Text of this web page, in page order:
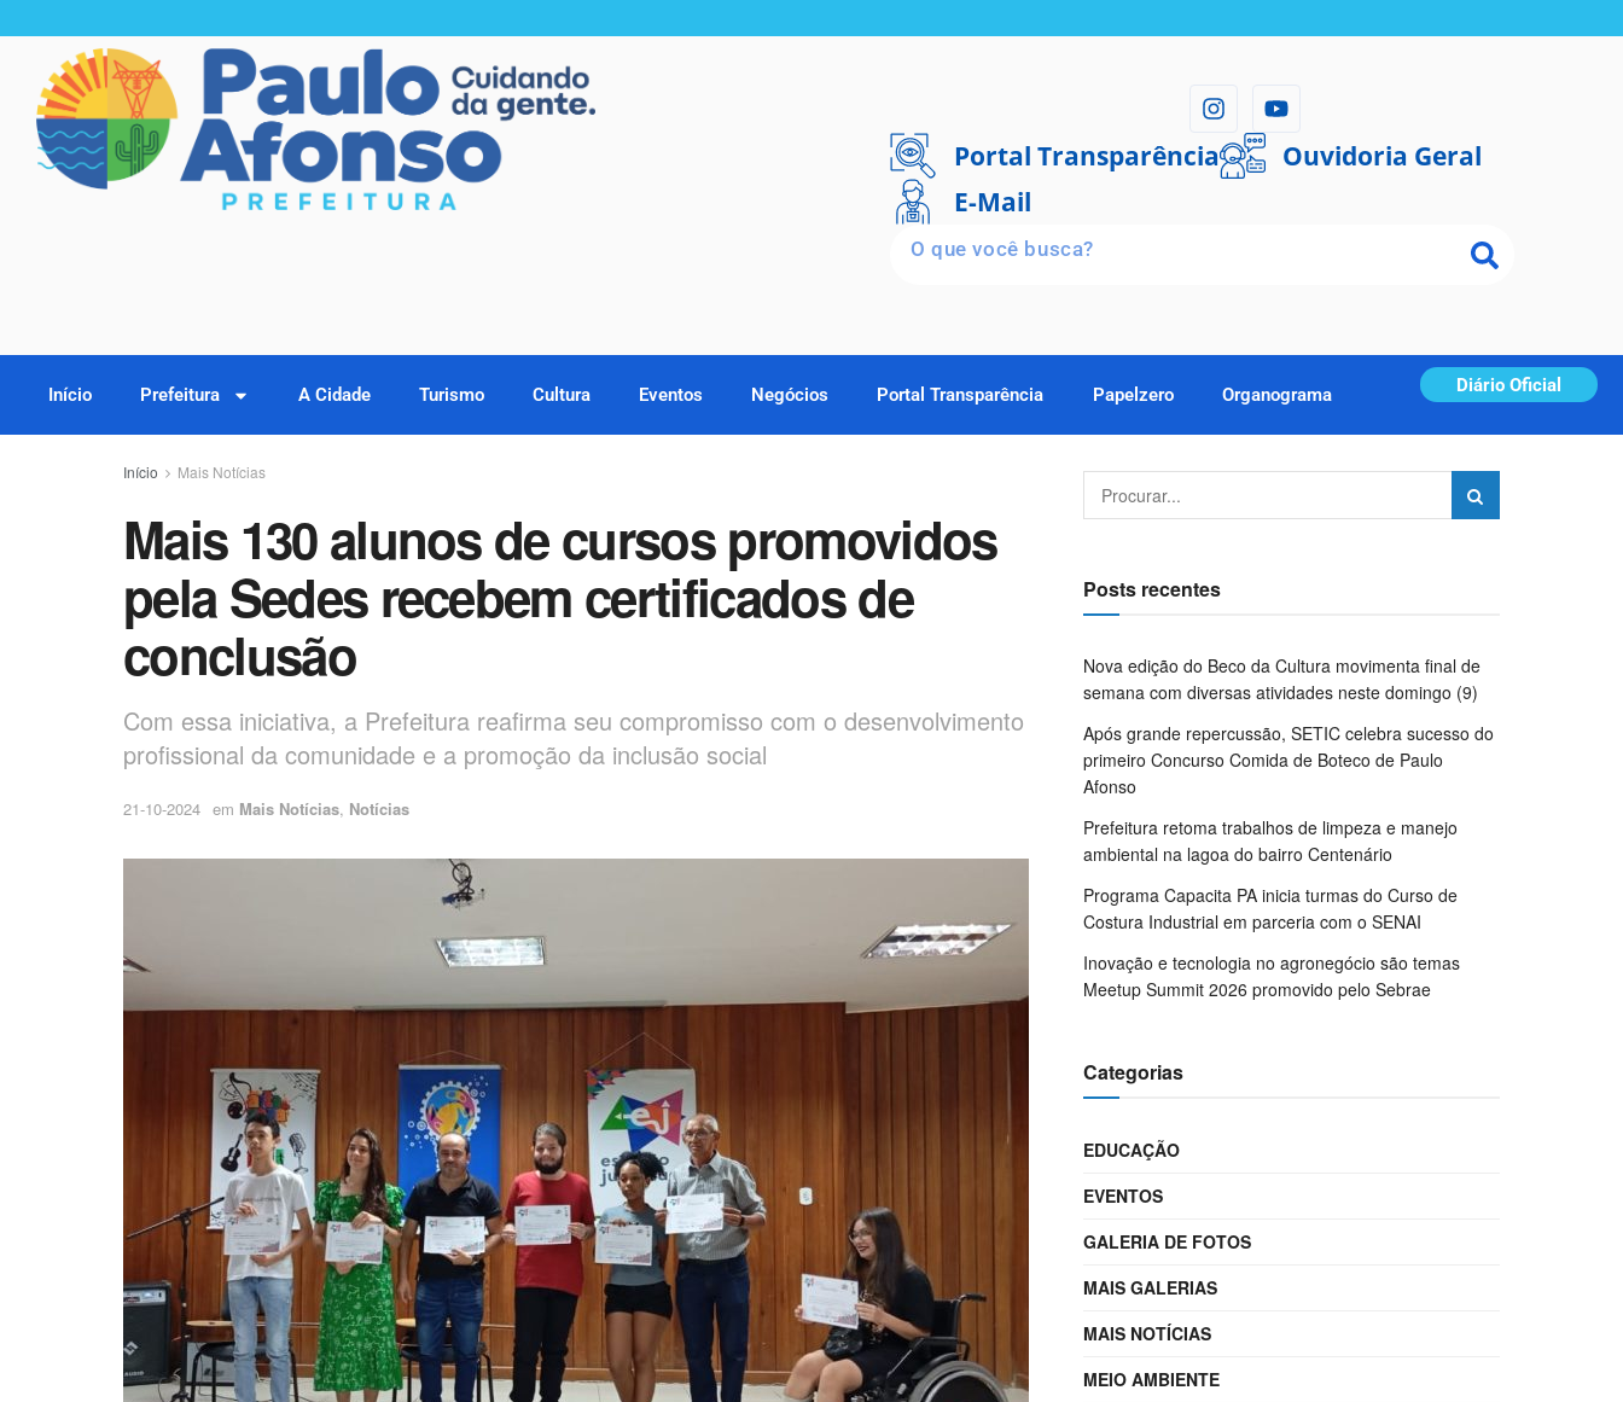
Portal Transparência
Ouvidoria Geral
E-Mail
Início Prefeitura A Cidade Turismo Cultura Eventos Negócios Portal Transparência Papelzero Organograma Diário Oficial
Início Mais Notícias
Mais 130 alunos de cursos promovidos
pela Sedes recebem certificados de
conclusão
Com essa iniciativa, a Prefeitura reafirma seu compromisso com o desenvolvimento
profissional da comunidade e a promoção da inclusão social
21-10-2024 em Mais Notícias, Notícias
Posts recentes
Nova edição do Beco da Cultura movimenta final de
semana com diversas atividades neste domingo (9)
Após grande repercussão, SETIC celebra sucesso do
primeiro Concurso Comida de Boteco de Paulo
Afonso
Prefeitura retoma trabalhos de limpeza e manejo
ambiental na lagoa do bairro Centenário
Programa Capacita PA inicia turmas do Curso de
Costura Industrial em parceria com o SENAI
Inovação e tecnologia no agronegócio são temas
Meetup Summit 2026 promovido pelo Sebrae
Categorias
EDUCAÇÃO
EVENTOS
GALERIA DE FOTOS
MAIS GALERIAS
MAIS NOTÍCIAS
MEIO AMBIENTE